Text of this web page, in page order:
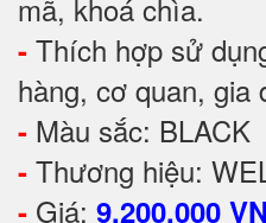
mã, khoá chìa.
- Thích hợp sử
hàng, cơ quan, gia
- Màu sắc: BLACK
- Thương hiệu:
- Giá: 9,200,000